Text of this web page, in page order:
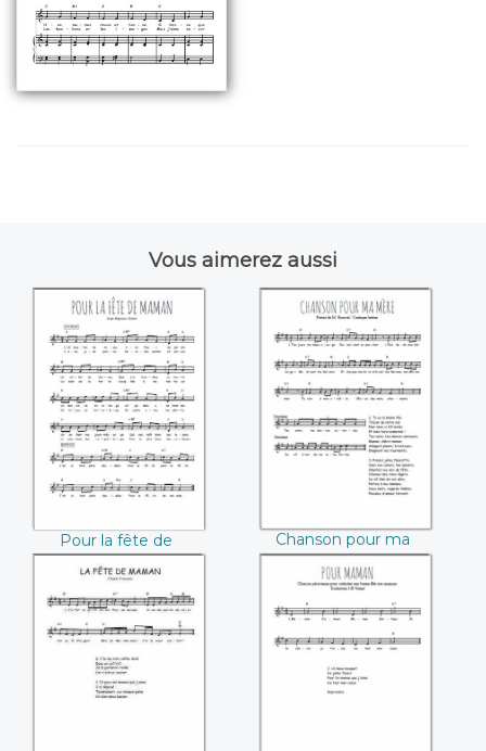
Vous aimerez aussi
Pour la fête de
maman (Jean-
Baptiste Voinet)
Pour la fête de
maman (Jean-
Baptiste Voinet)
Chanson pour ma
mère
Chanson pour ma
mère
La fête de maman
(Claude Fontaine)
Pour maman